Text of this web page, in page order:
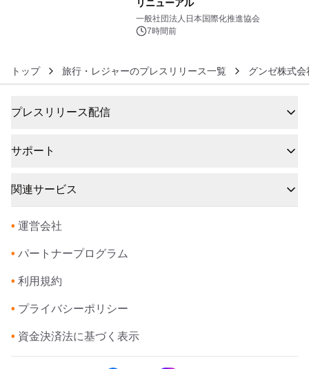
リニューアル
一般社団法人日本国際化推進協会
7時間前
トップ 旅行・レジャーのプレスリリース一覧 グンゼ株式会
プレスリリース配信
サポート
関連サービス
• 運営会社
• パートナープログラム
• 利用規約
• プライバシーポリシー
• 資金決済法に基づく表示